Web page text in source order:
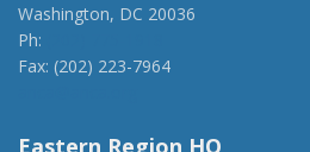
Washington, DC 20036
Ph:
Fax: (202) 223-7964
Eastern Region HQ